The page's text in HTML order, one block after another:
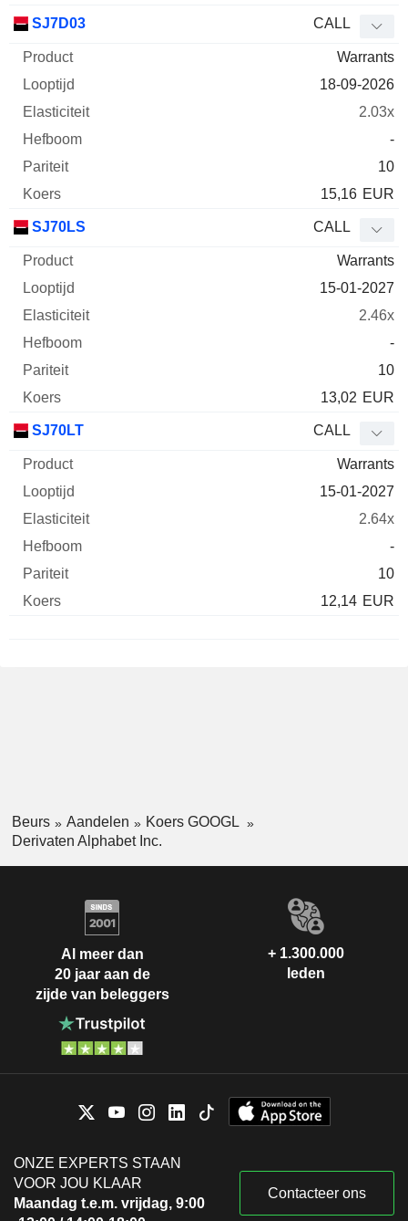
SJ7D03 CALL
Warrants
18-09-2026
2.03x
-
10
15,16 EUR
SJ70LS CALL
Warrants
15-01-2027
2.46x
-
10
13,02 EUR
SJ70LT CALL
Warrants
15-01-2027
2.64x
-
10
12,14 EUR
Beurs Aandelen
Koers GOOGL
Derivaten Alphabet Inc.
Al meer dan
20 jaar aan de
zijde van beleggers
+ 1.300.000
leden
ONZE EXPERTS STAAN
VOOR JOU KLAAR
Maandag t.e.m. vrijdag, 9:00
Contacteer ons